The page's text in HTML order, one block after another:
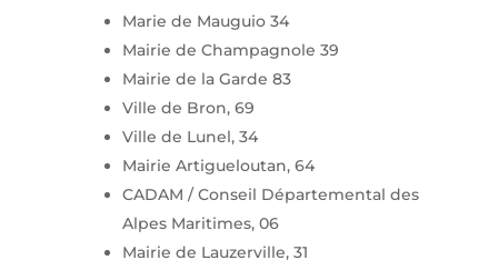
Marie de Mauguio 34
Mairie de Champagnole 39
Mairie de la Garde 83
Ville de Bron, 69
Ville de Lunel, 34
Mairie Artigueloutan, 64
CADAM / Conseil Départemental des
Alpes Maritimes, 06
Mairie de Lauzerville, 31